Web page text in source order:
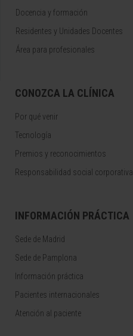
Docencia y formación
Residentes y Unidades Docentes
Área para profesionales
CONOZCA LA CLÍNICA
Por qué venir
Tecnología
Premios y reconocimientos
Responsabilidad social corporativa
INFORMACIÓN PRÁCTICA
Sede de Madrid
Sede de Pamplona
Información práctica
Pacientes internacionales
Atención al paciente